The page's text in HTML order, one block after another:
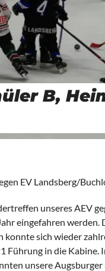
B,
EV Landsberg/
unseres AEV
eingefahren
sich wieder
Führung in die
unsere